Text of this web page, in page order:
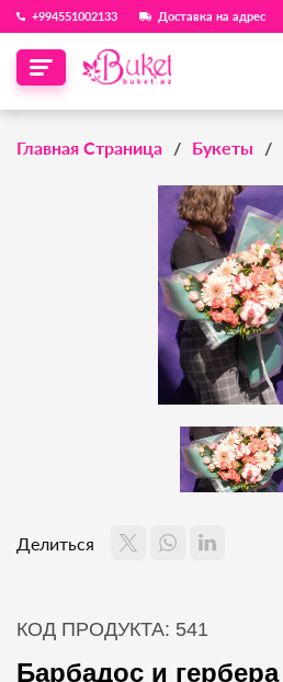
‪+994551002133‬ Доставка на адрес
Главная Страница Букеты
Делиться
КОД ПРОДУКТА: 541
Барбадос и гербера